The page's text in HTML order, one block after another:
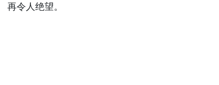
再令人绝望。